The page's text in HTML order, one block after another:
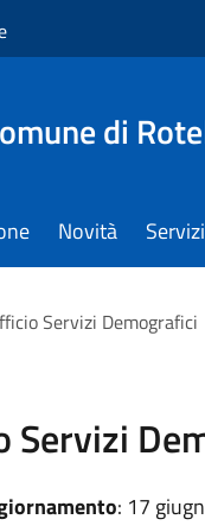
di
Novità Servizi
Servizi Demografici
Servizi
: 17